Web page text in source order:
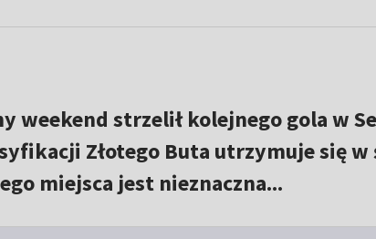
weekend strzelił kolejnego gola w
Złotego Buta utrzymuje się w
miejsca jest nieznaczna...